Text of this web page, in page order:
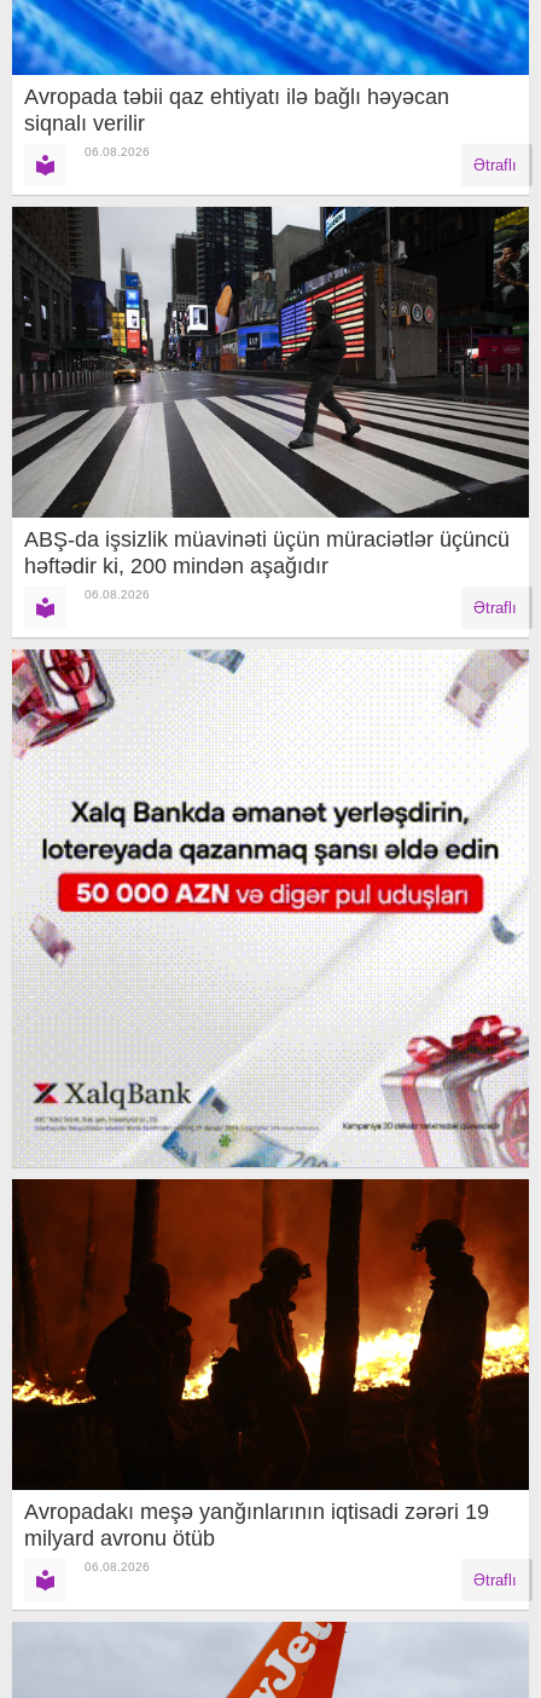
Avropada təbii qaz ehtiyatı ilə bağlı həyəcan
siqnalı verilir
06.08.2026
Ətraflı
ABŞ-da işsizlik müavinəti üçün müraciətlər üçüncü
həftədir ki, 200 mindən aşağıdır
06.08.2026
Ətraflı
Avropadakı meşə yanğınlarının iqtisadi zərəri 19
milyard avronu ötüb
06.08.2026
Ətraflı